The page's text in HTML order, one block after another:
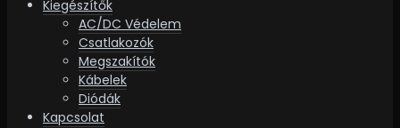
Kiegészítők
AC/DC Védelem
Csatlakozók
Megszakítók
Kábelek
Diódák
Kapcsolat